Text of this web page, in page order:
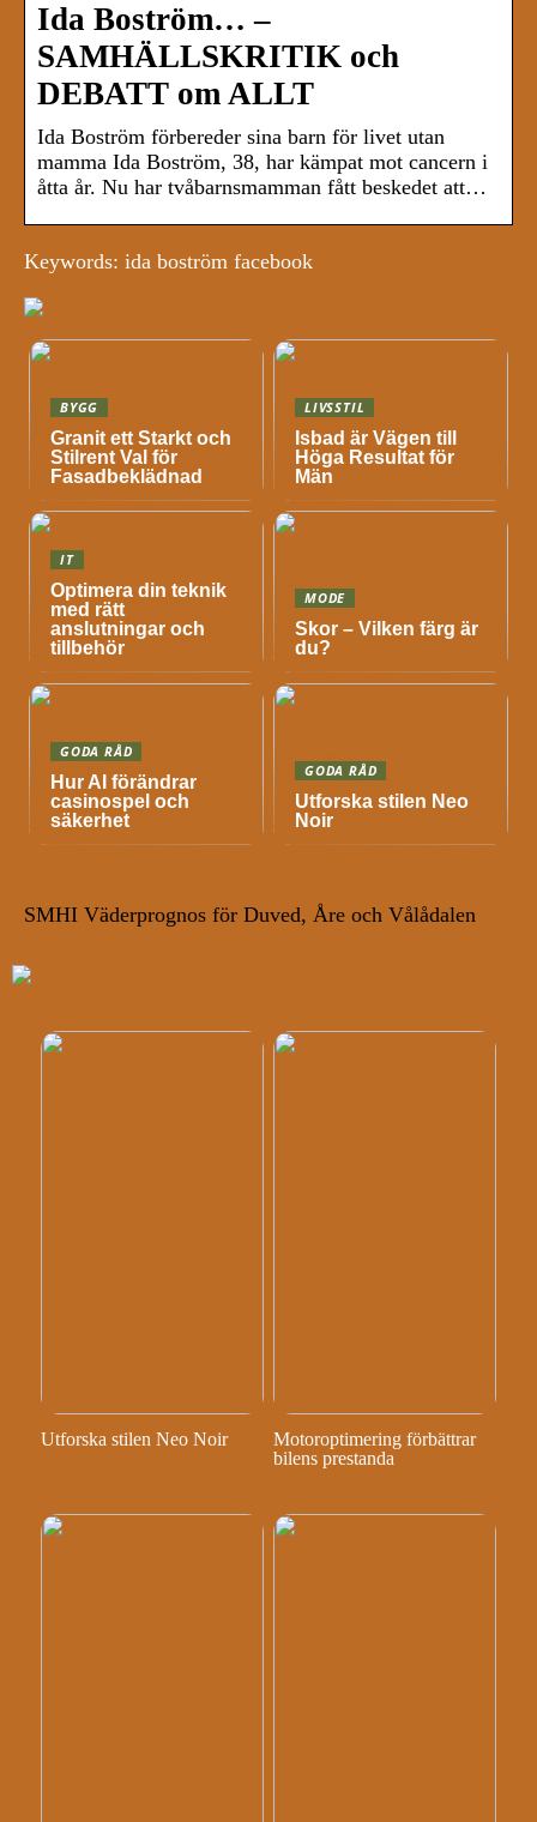
Ida Boström… –
SAMHÄLLSKRITIK och
DEBATT om ALLT
Ida Boström förbereder sina barn för livet utan
mamma Ida Boström, 38, har kämpat mot cancern i
åtta år. Nu har tvåbarnsmamman fått beskedet att…
Keywords: ida boström facebook
BYGG
Granit ett Starkt och
Stilrent Val för
Fasadbeklädnad
LIVSSTIL
Isbad är Vägen till
Höga Resultat för
Män
IT
Optimera din teknik
med rätt
anslutningar och
tillbehör
MODE
Skor – Vilken färg är
du?
GODA RÅD
Hur AI förändrar
casinospel och
säkerhet
GODA RÅD
Utforska stilen Neo
Noir
SMHI Väderprognos för Duved, Åre och Vålådalen
Utforska stilen Neo Noir
Motoroptimering förbättrar
bilens prestanda